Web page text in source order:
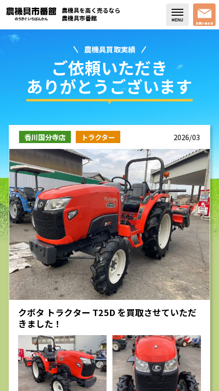
買取実績
コラム・スタッフブログ
取り扱い商品
販売中の農機具
よく頂く質問
お問い合わせ
求人
農機具を高く売るなら
農機具市番館
農機具買取実績
ご依頼いただき
ありがとうございます
香川国分寺店 トラクター 2026/03
クボタ トラクター T25D を買取させていただ
きました！